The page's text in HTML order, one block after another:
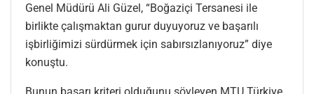
Genel Müdürü Ali Güzel, “Boğaziçi Tersanesi ile
birlikte çalışmaktan gurur duyuyoruz ve başarılı
işbirliğimizi sürdürmek için sabırsızlanıyoruz” diye
konuştu.